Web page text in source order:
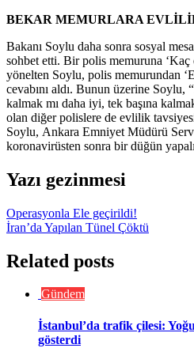
BEKAR MEMURLARA
Bakanı Soylu daha sonra sosyal
sohbet etti. Bir polis memuruna ‘Kaç
yönelten Soylu, polis memurundan
cevabını aldı. Bunun üzerine
kalmak mı daha iyi, tek başına
olan diğer polislere de evlilik
Soylu, Ankara Emniyet Müdürü
koronavirüsten sonra bir düğün
Yazı gezinmesi
Operasyonla Ele geçirildi!
İran’da Yapılan Tünel Çöktü
Related posts
Gündem
İstanbul’da trafik çilesi:
gösterdi